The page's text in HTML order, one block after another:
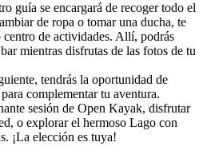
guía se encargará de recoger todo el
de ropa o tomar una ducha, te
centro de actividades. Allí, podrás
mientras disfrutas de las fotos de tu
tendrás la oportunidad de
complementar tu aventura.
sesión de Open Kayak, disfrutar
o explorar el hermoso Lago con
¡La elección es tuya!